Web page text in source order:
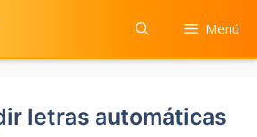
Menú
letras automáticas